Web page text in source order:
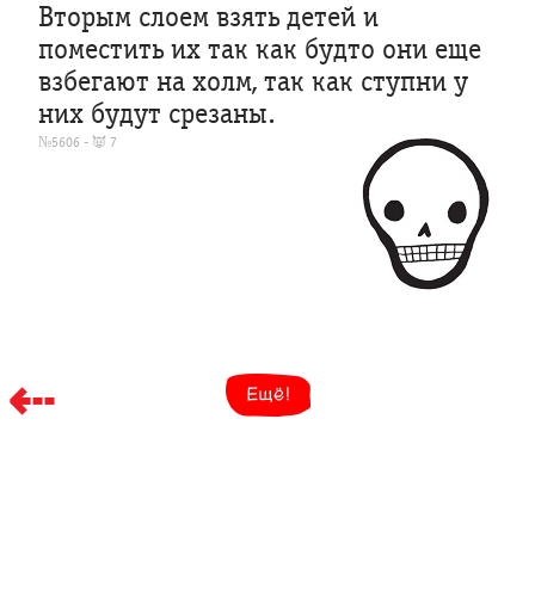
Вторым слоем взять детей и
поместить их так как будто они еще
взбегают на холм, так как ступни у
них будут срезаны.
№5606 - 👿 7
⇠